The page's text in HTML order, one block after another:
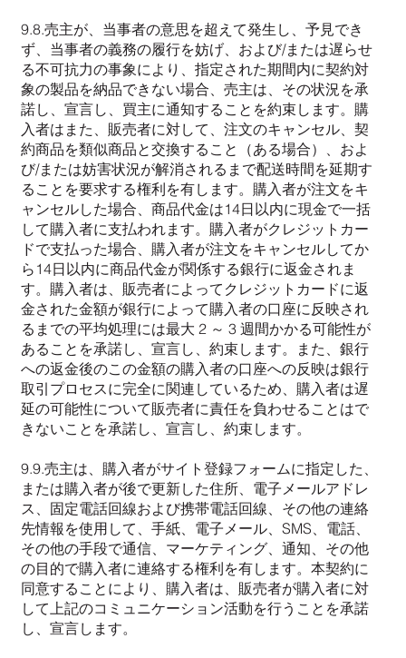
9.8.売主が、当事者の意思を超えて発生し、予見でき
ず、当事者の義務の履行を妨げ、および/または遅らせ
る不可抗力の事象により、指定された期間内に契約対
象の製品を納品できない場合、売主は、その状況を承
諾し、宣言し、買主に通知することを約束します。購
入者はまた、販売者に対して、注文のキャンセル、契
約商品を類似商品と交換すること（ある場合）、およ
び/または妨害状況が解消されるまで配送時間を延期す
ることを要求する権利を有します。購入者が注文をキ
ャンセルした場合、商品代金は14日以内に現金で一括
して購入者に支払われます。購入者がクレジットカー
ドで支払った場合、購入者が注文をキャンセルしてか
ら14日以内に商品代金が関係する銀行に返金されま
す。購入者は、販売者によってクレジットカードに返
金された金額が銀行によって購入者の口座に反映され
るまでの平均処理には最大 2 ～ 3 週間かかる可能性が
あることを承諾し、宣言し、約束します。また、銀行
への返金後のこの金額の購入者の口座への反映は銀行
取引プロセスに完全に関連しているため、購入者は遅
延の可能性について販売者に責任を負わせることはで
きないことを承諾し、宣言し、約束します。
9.9.売主は、購入者がサイト登録フォームに指定した、
または購入者が後で更新した住所、電子メールアドレ
ス、固定電話回線および携帯電話回線、その他の連絡
先情報を使用して、手紙、電子メール、SMS、電話、
その他の手段で通信、マーケティング、通知、その他
の目的で購入者に連絡する権利を有します。本契約に
同意することにより、購入者は、販売者が購入者に対
して上記のコミュニケーション活動を行うことを承諾
し、宣言します。